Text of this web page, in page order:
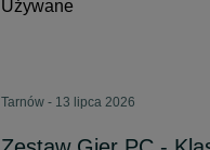
Używane
Tarnów - 13 lipca 2026